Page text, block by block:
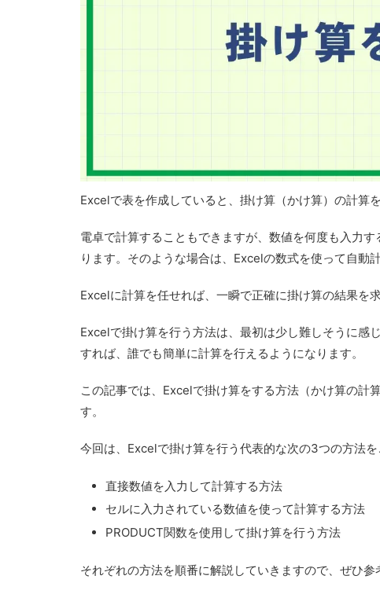
Excelで表を作成していると、 掛け算（かけ算）の計算
電卓で計算することもできますが、数値を何度も入力
ります。そのような場合は、 Excelの数式を使って自動
Excelに計算を任せれば、 一瞬で正確に掛け算の結果を
Excelで掛け算を行う方法は、最初は少し難しそうに感
すれば、誰でも簡単に計算を行えるようになります。
この記事では、 Excelで掛け算をする方法（かけ算の計算
す。
今回は、Excelで掛け算を行う代表的な次の3つの方法を
直接数値を入力して計算する方法
セルに入力されている数値を使って計算する方法
PRODUCT関数を使用して掛け算を行う方法
それぞれの方法を順番に解説していきますので、ぜひ参